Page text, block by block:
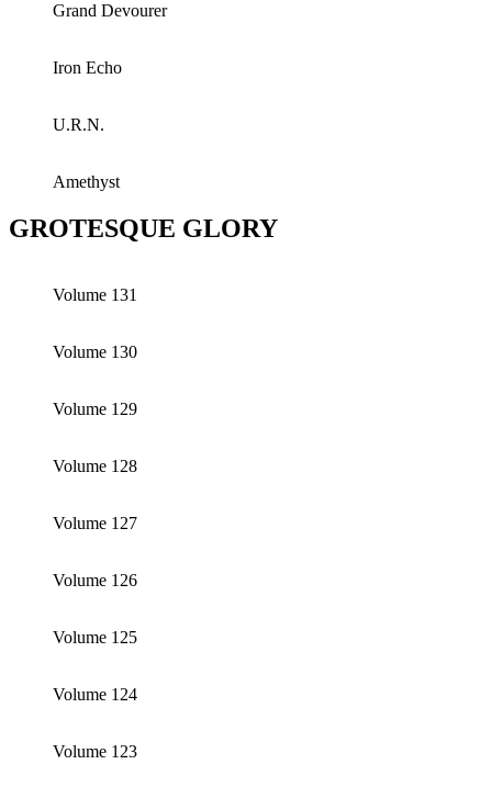
Grand Devourer
Iron Echo
U.R.N.
Amethyst
GROTESQUE GLORY
Volume 131
Volume 130
Volume 129
Volume 128
Volume 127
Volume 126
Volume 125
Volume 124
Volume 123